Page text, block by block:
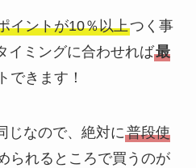
イントが10％以上つく事
イミングに合わせれば最
できます！
じなので、絶対に普段使
られるところで買うのが